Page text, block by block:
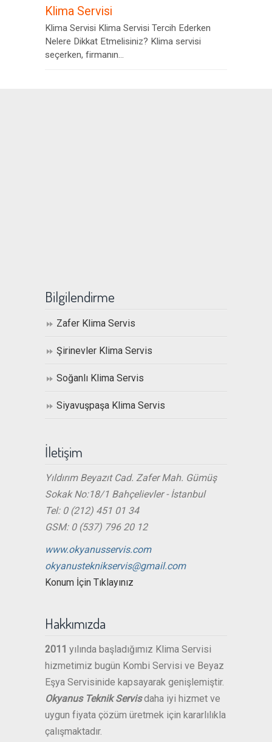
Klima Servisi
Klima Servisi Klima Servisi Tercih Ederken
Nelere Dikkat Etmelisiniz? Klima servisi
seçerken, firmanın...
Bilgilendirme
Zafer Klima Servis
Şirinevler Klima Servis
Soğanlı Klima Servis
Siyavuşpaşa Klima Servis
İletişim
Yıldırım Beyazıt Cad. Zafer Mah. Gümüş
Sokak No:18/1 Bahçelievler - İstanbul
Tel: 0 (212) 451 01 34
GSM: 0 (537) 796 20 12
www.okyanusservis.com
okyanusteknikservis@gmail.com
Konum İçin Tıklayınız
Hakkımızda
2011 yılında başladığımız Klima Servisi
hizmetimiz bugün Kombi Servisi ve Beyaz
Eşya Servisinide kapsayarak genişlemiştir.
Okyanus Teknik Servisdaha iyi hizmet ve
uygun fiyata çözüm üretmek için kararlılıkla
çalışmaktadır.